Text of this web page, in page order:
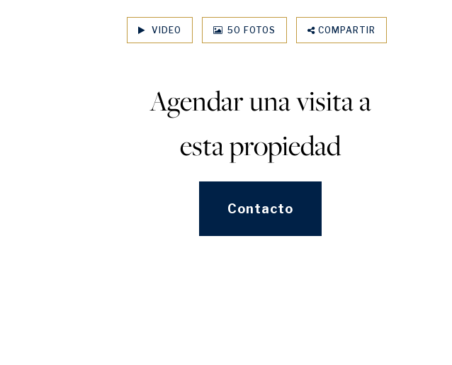
VIDEO 50 FOTOS COMPARTIR
Agendar una visita a
esta propiedad
Contacto